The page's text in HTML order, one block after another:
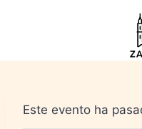
Este evento ha